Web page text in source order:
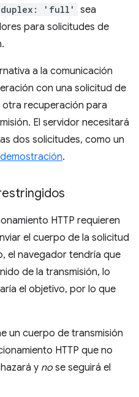
duplex: 'full'
sea
para solicitudes de
a la comunicación
con una solicitud de
otra recuperación para
El servidor necesitará
dos solicitudes, como un
demostración.
HTTP requieren
el cuerpo de la solicitud
el navegador tendría que
de la transmisión, lo
el objetivo, por lo que
un cuerpo de transmisión
HTTP que no
y no se seguirá el